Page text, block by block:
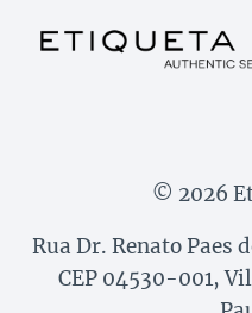
© 2026
Rua Dr. Renato Paes
CEP 04530-001,